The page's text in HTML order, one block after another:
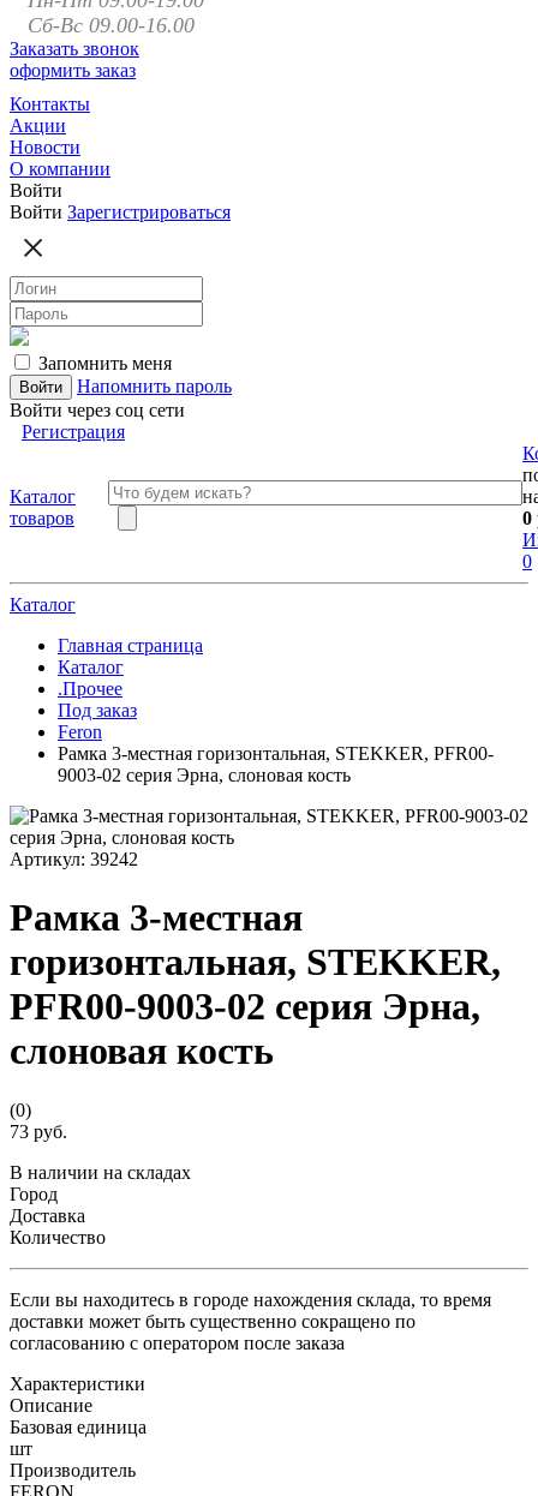
Сб-Вс 09.00-16.00
Заказать звонок
оформить заказ
Контакты
Акции
Новости
О компании
Войти
Войти Зарегистрироваться
Запомнить меня
Напомнить пароль
Войти через соц сети
Регистрация
Каталог
товаров
0
0
Каталог
Главная страница
Каталог
.Прочее
Под заказ
Feron
Рамка 3-местная горизонтальная, STEKKER, PFR00-
9003-02 серия Эрна, слоновая кость
Артикул: 39242
Рамка 3-местная
горизонтальная, STEKKER,
PFR00-9003-02 серия Эрна,
слоновая кость
(0)
73 руб.
В наличии на складах
Город
Доставка
Количество
Если вы находитесь в городе нахождения склада, то время
доставки может быть существенно сокращено по
согласованию с оператором после заказа
Характеристики
Описание
Базовая единица
шт
Производитель
FERON